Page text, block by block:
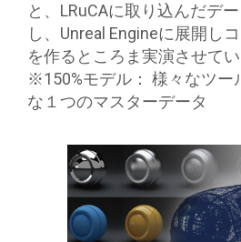
と、LRuCAに取り込んだデ
し、Unreal Engineに展開し
を作るところま実演させてい
※150%モデル： 様々なツー
な１つのマスターデータ